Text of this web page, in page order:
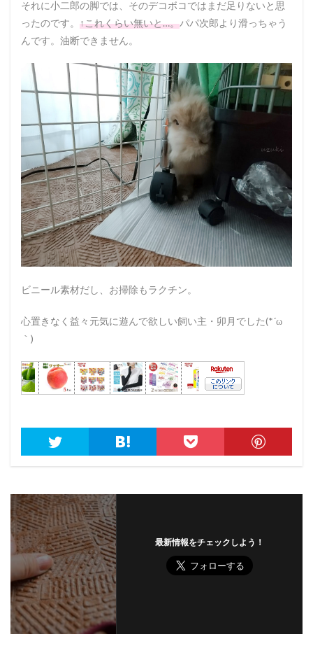
それに小二郎の脚では、そのデコボコではまだ足りないと思
ったのです。 ↑これくらい無いと…。パパ次郎より滑っちゃう
んです。油断できません。
ビニール素材だし、お掃除もラクチン。
心置きなく益々元気に遊んで欲しい飼い主・卯月でした(*´ω
｀)
最新情報をチェックしよう！